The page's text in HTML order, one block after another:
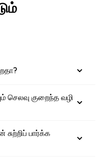
செலவு குறைந்த வழி
பார்க்க